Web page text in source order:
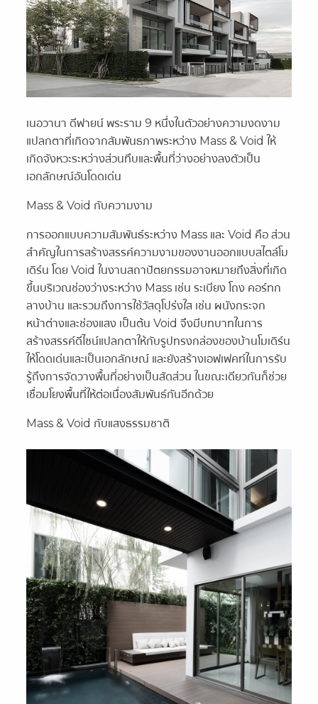
เนอวานา ดีฟายน์ พระราม 9 หนึ่งในตัวอย่างความงดงาม
แปลกตาที่เกิดจากสัมพันธภาพระหว่าง Mass & Void ให้
เกิดจังหวะระหว่างส่วนทึบและพื้นที่ว่างอย่างลงตัวเป็น
เอกลักษณ์อันโดดเด่น
Mass & Void กับความงาม
การออกแบบความสัมพันธ์ระหว่าง Mass และ Void คือ ส่วน
สำคัญในการสร้างสรรค์ความงามของงานออกแบบสไตล์โม
เดิร์น โดย Void ในงานสถาปัตยกรรมอาจหมายถึงสิ่งที่เกิด
ขึ้นบริเวณช่องว่างระหว่าง Mass เช่น ระเบียง โถง คอร์ทก
ลางบ้าน และรวมถึงการใช้วัสดุโปร่งใส เช่น ผนังกระจก
หน้าต่างและช่องแสง เป็นต้น Void จึงมีบทบาทในการ
สร้างสรรค์ดีไซน์แปลกตาให้กับรูปทรงกล่องของบ้านโมเดิร์น
ให้โดดเด่นและเป็นเอกลักษณ์ และยังสร้างเอฟเฟคท์ในการรับ
รู้ถึงการจัดวางพื้นที่อย่างเป็นสัดส่วน ในขณะเดียวกันก็ช่วย
เชื่อมโยงพื้นที่ให้ต่อเนื่องสัมพันธ์กันอีกด้วย
Mass & Void กับแสงธรรมชาติ